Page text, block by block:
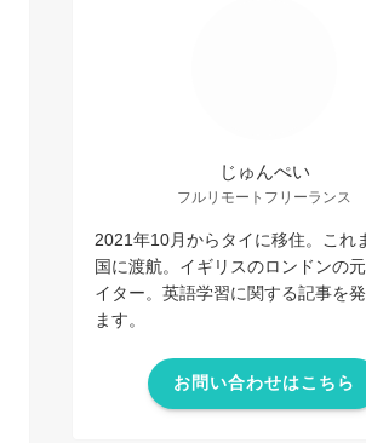
じゅんぺい
フルリモートフリーランス
2021年10月からタイに移住。これ
国に渡航。イギリスのロンドンの
イター。英語学習に関する記事を
ます。
お問い合わせはこちら